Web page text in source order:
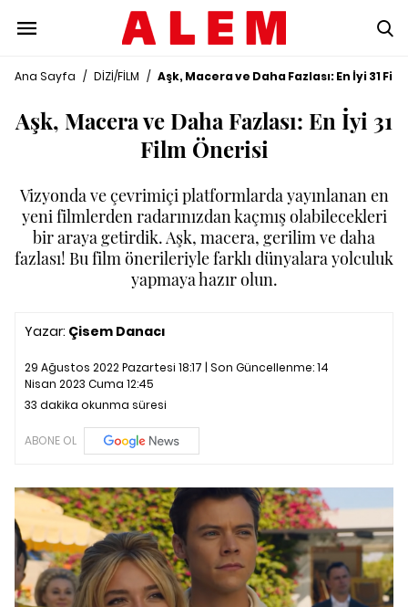
Ana Sayfa / DİZİ/FİLM / Aşk, Macera ve Daha Fazlası: En İyi 31
Aşk, Macera ve Daha Fazlası: En İyi 31
Film Önerisi
Vizyonda ve çevrimiçi platformlarda yayınlanan en
yeni filmlerden radarınızdan kaçmış olabilecekleri
bir araya getirdik. Aşk, macera, gerilim ve daha
fazlası! Bu film önerileriyle farklı dünyalara yolculuk
yapmaya hazır olun.
Yazar: Çisem Danacı
29 Ağustos 2022 Pazartesi 18:17 | Son Güncellenme:14
Nisan 2023 Cuma 12:45
33 dakika okunma süresi
ABONE OL